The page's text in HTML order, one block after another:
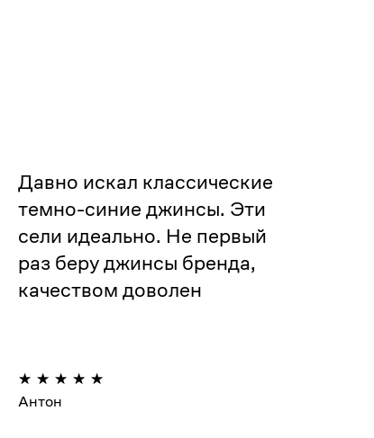
Давно искал классические
темно-синие джинсы. Эти
сели идеально. Не первый
раз беру джинсы бренда,
качеством доволен
Антон